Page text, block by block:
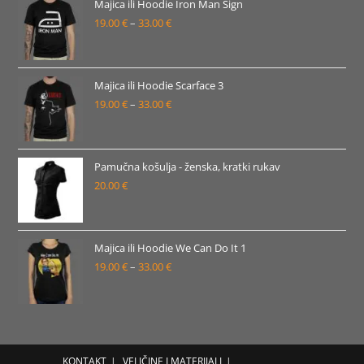
do
Majica ili Hoodie Iron Man Sign
19.00€– 33.00€Raspon
od
19.00 €
do
Majica ili Hoodie Scarface 3
19.00€– 33.00€Raspon
od
19.00 €
Pamučna košulja - ženska, kratki rukav
20.00€
Majica ili Hoodie We Can Do It 1
19.00€– 33.00€Raspon
do